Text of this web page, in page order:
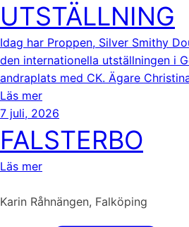
UTSTÄLLNING
Idag har Proppen, Silver Smithy
den internationella utställningen i
andraplats med CK. Ägare
Läs mer
7 juli, 2026
FALSTERBO
Läs mer
Karin Råhnängen, Falköping